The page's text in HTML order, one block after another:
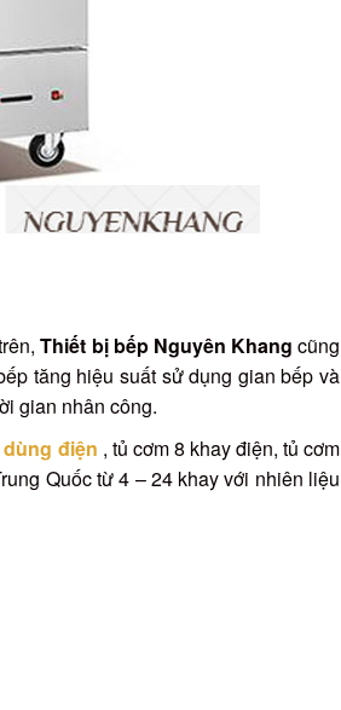
Thiết bị bếp Nguyên Khang cũng
tăng hiệu suất sử dụng gian bếp và
gian nhân công.
điện , tủ cơm 8 khay điện, tủ cơm
Quốc từ 4 – 24 khay với nhiên liệu